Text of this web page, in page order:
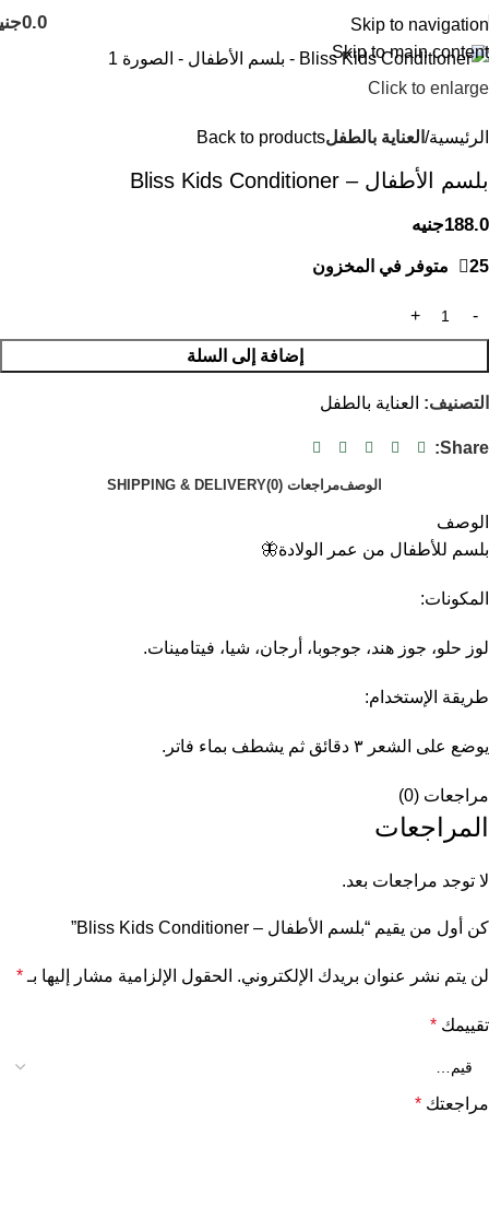
Skip to navigation
Skip to main content
0.0
Click to enlarge
الرئيسية العناية بالطفلBack to products
بلسم الأطفال – Bliss Kids Conditioner
188.0جنيه
25 متوفر في المخزون
إضافة إلى السلة
التصنيف: العناية بالطفل
Share:
الوصفمراجعات (0) SHIPPING & DELIVERY
الوصف
بلسم للأطفال من عمر الولادة🦋
المكونات:
لوز حلو، جوز هند، جوجوبا، أرجان، شيا، فيتامينات.
طريقة الإستخدام:
يوضع على الشعر ٣ دقائق ثم يشطف بماء فاتر.
مراجعات (0)
المراجعات
لا توجد مراجعات بعد.
كن أول من يقيم “بلسم الأطفال – Bliss Kids Conditioner”
لن يتم نشر عنوان بريدك الإلكتروني. الحقول الإلزامية مشار إليها بـ *
تقييمك *
مراجعتك *